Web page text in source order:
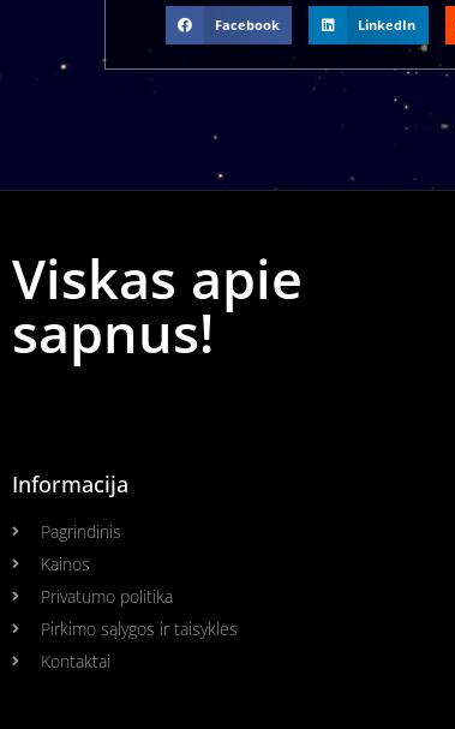
Facebook LinkedIn
Viskas apie
sapnus!
Informacija
Pagrindinis
Kainos
Privatumo politika
Pirkimo sąlygos ir taisyklės
Kontaktai